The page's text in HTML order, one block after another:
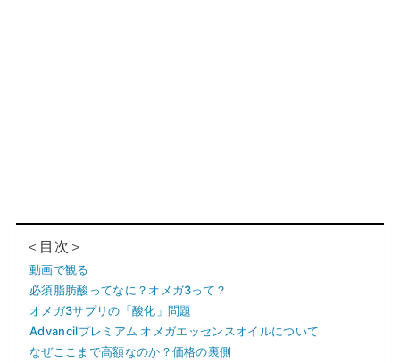
＜目次＞
動画で観る
必須脂肪酸ってなに？オメガ3って？
オメガ3サプリの「酸化」問題
Advancilプレミアム オメガエッセンスオイルについて
なぜここまで高額なのか？価格の裏側